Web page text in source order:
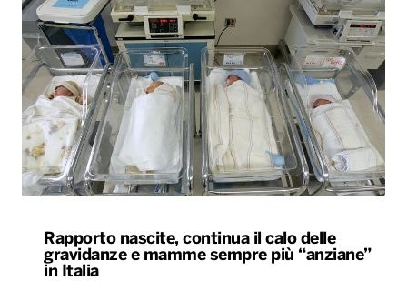
Rapporto nascite, continua il calo delle
gravidanze e mamme sempre più “anziane”
in Italia